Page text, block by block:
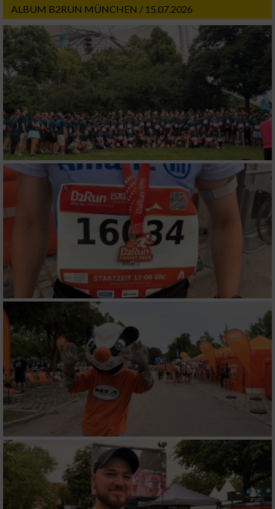
ALBUM B2RUN MÜNCHEN / 15.07.2026